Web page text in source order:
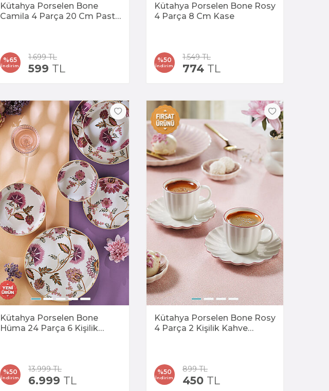
Kütahya Porselen Bone
Camila 4 Parça 20 Cm Pasta
%65
İndirim
1.699TL
599 TL
Kütahya Porselen Bone Rosy
4 Parça 8 Cm Kase
%50
İndirim
1.549TL
774TL
Kütahya Porselen Bone
Hüma 24 Parça 6 Kişilik
%50
İndirim
13.999TL
6.999 TL
Kütahya Porselen Bone Rosy
4 Parça 2 Kişilik Kahve
%50
İndirim
899TL
450TL